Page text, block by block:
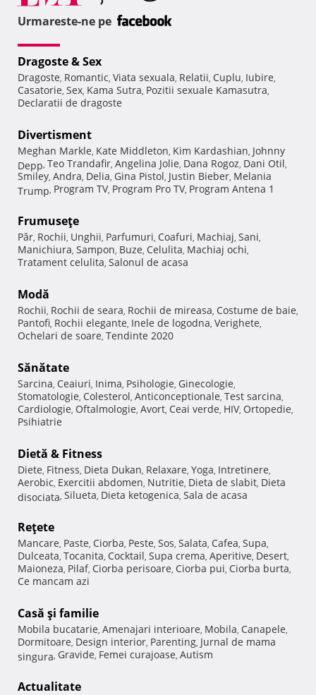
Urmareste-ne pe
Dragoste & Sex
Dragoste, Romantic, Viata sexuala, Relatii, Cuplu, Iubire,
Casatorie, Sex, Kama Sutra, Pozitii sexuale Kamasutra,
Declaratii de dragoste
Divertisment
Meghan Markle, Kate Middleton, Kim Kardashian, Johnny
Depp, Teo Trandafir, Angelina Jolie, Dana Rogoz, Dani Otil,
Smiley, Andra, Delia, Gina Pistol, Justin Bieber, Melania
Trump, Program TV, Program Pro TV, Program Antena 1
Frumuseţe
Păr, Rochii, Unghii, Parfumuri, Coafuri, Machiaj, Sani,
Manichiura, Sampon, Buze, Celulita, Machiaj ochi,
Tratament celulita, Salonul de acasa
Modă
Rochii, Rochii de seara, Rochii de mireasa, Costume de baie,
Pantofi, Rochii elegante, Inele de logodna, Verighete,
Ochelari de soare, Tendinte 2020
Sănătate
Sarcina, Ceaiuri, Inima, Psihologie, Ginecologie,
Stomatologie, Colesterol, Anticonceptionale, Test sarcina,
Cardiologie, Oftalmologie, Avort, Ceai verde, HIV, Ortopedie,
Psihiatrie
Dietă & Fitness
Diete, Fitness, Dieta Dukan, Relaxare, Yoga, Intretinere,
Aerobic, Exercitii abdomen, Nutritie, Dieta de slabit, Dieta
disociata, Silueta, Dieta ketogenica, Sala de acasa
Reţete
Mancare, Paste, Ciorba, Peste, Sos, Salata, Cafea, Supa,
Dulceata, Tocanita, Cocktail, Supa crema, Aperitive, Desert,
Maioneza, Pilaf, Ciorba perisoare, Ciorba pui, Ciorba burta,
Ce mancam azi
Casă şi familie
Mobila bucatarie, Amenajari interioare, Mobila, Canapele,
Dormitoare, Design interior, Parenting, Jurnal de mama
singura, Gravide, Femei curajoase, Autism
Actualitate